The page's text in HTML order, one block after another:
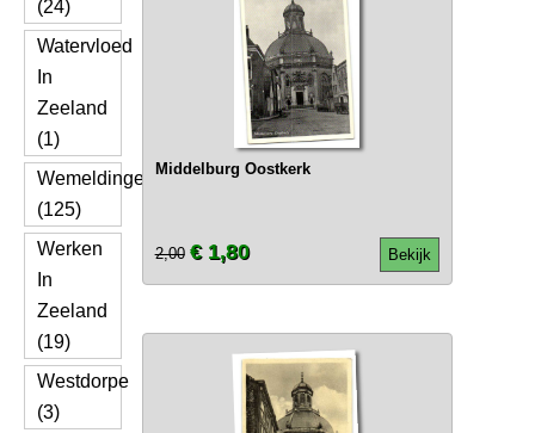
(24)
Watervloed
In
Zeeland
(1)
Wemeldinge
(125)
Werken
In
Zeeland
(19)
Westdorpe
(3)
Middelburg Oostkerk
Bekijk
2,00 € 1,80